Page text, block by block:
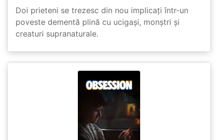
Doi prieteni se trezesc din nou implicați într-un
poveste dementă plină cu ucigași, monștri și
creaturi supranaturale.